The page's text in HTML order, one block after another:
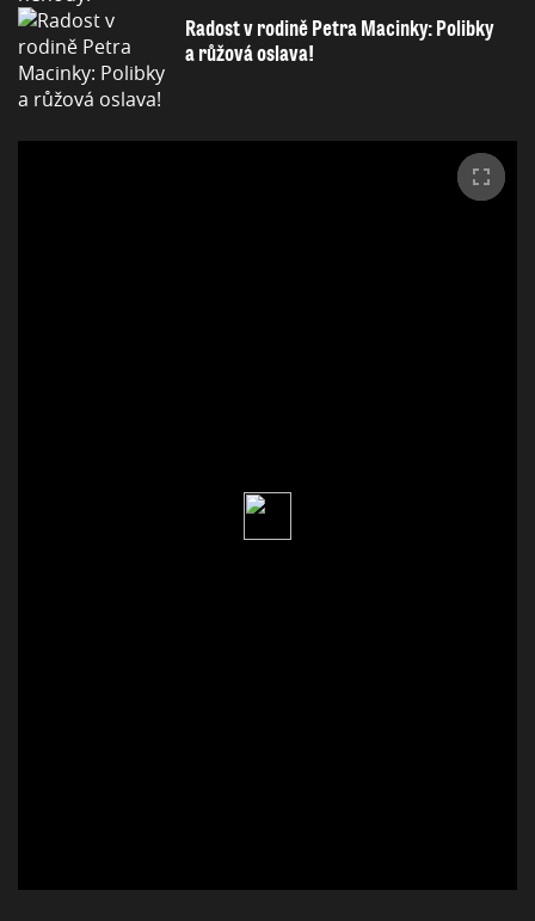
Radost v rodině Petra Macinky: Polibky
a růžová oslava!